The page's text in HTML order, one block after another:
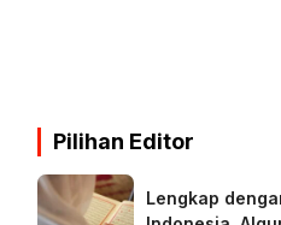
Pilihan Editor
Lengkap